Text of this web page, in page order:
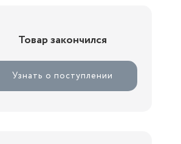
Товар закончился
Узнать о поступлении